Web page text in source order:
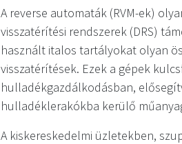
A reverse automaták (RVM-ek)
visszatérítési rendszerek (DRS)
használt italos tartályokat olyan
visszatérítések. Ezek a gépek
hulladékgazdálkodásban,
hulladéklerakókba kerülő
A kiskereskedelmi üzletekben,